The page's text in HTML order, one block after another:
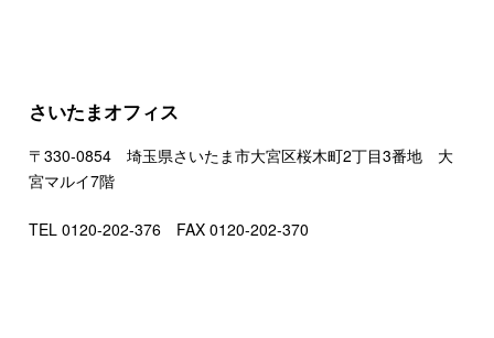
さいたまオフィス
〒330-0854 埼玉県さいたま市大宮区桜木町2丁目3番地 大
宮マルイ7階
TEL 0120-202-376 FAX 0120-202-370